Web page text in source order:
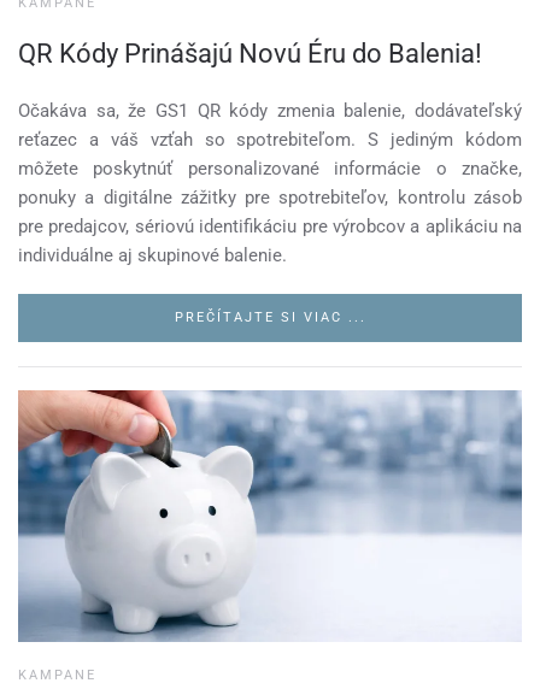
QR Kódy Prinášajú Novú Éru do Balenia!
Očakáva sa, že GS1 QR kódy zmenia balenie, dodávateľský
reťazec a váš vzťah so spotrebiteľom. S jediným kódom
môžete poskytnúť personalizované informácie o značke,
ponuky a digitálne zážitky pre spotrebiteľov, kontrolu zásob
pre predajcov, sériovú identifikáciu pre výrobcov a aplikáciu na
individuálne aj skupinové balenie.
PREČÍTAJTE SI VIAC ...
KAMPANE